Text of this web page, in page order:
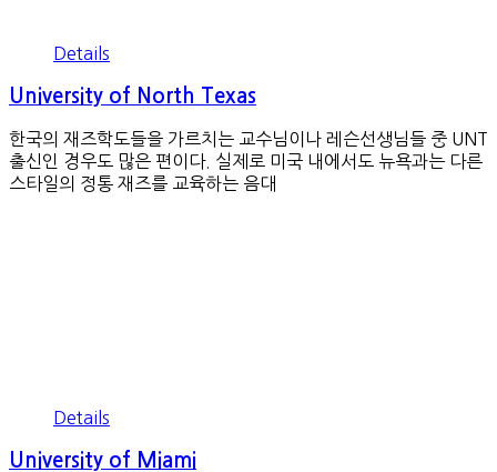
Details
University of North Texas
한국의 재즈학도들을 가르치는 교수님이나 레슨선생님들 중 UNT
출신인 경우도 많은 편이다. 실제로 미국 내에서도 뉴욕과는 다른
스타일의 정통 재즈를 교육하는 음대
Details
University of Miami